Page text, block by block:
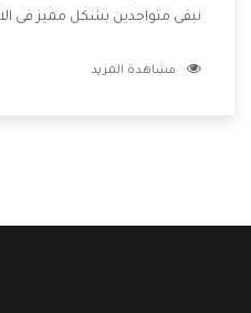
نبقى متواجدين بشكل مميز فى
الشركة بها والتى تكون منها
مشاهدة المزيد